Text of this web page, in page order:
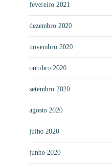
fevereiro 2021
dezembro 2020
novembro 2020
outubro 2020
setembro 2020
agosto 2020
julho 2020
junho 2020